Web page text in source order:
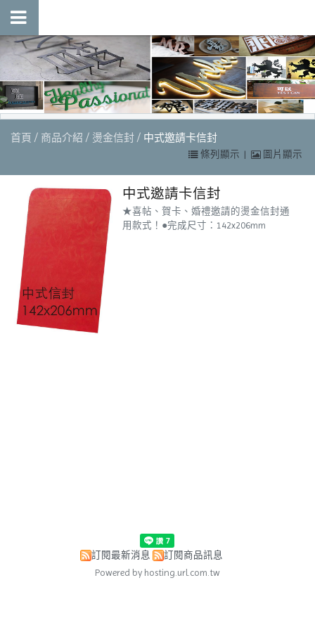
首頁 商品介紹 燙金信封 中式邀請卡信封
條列顯示 圖片顯示
中式邀請卡信封
★喜帖、賀卡、婚禮邀請的燙金信封通
用款式！●完成尺寸：142x206mm
訂閱最新消息
訂閱商品訊息
Powered by hosting.url.com.tw